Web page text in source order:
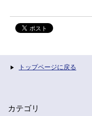
トップページに戻る
カテゴリ